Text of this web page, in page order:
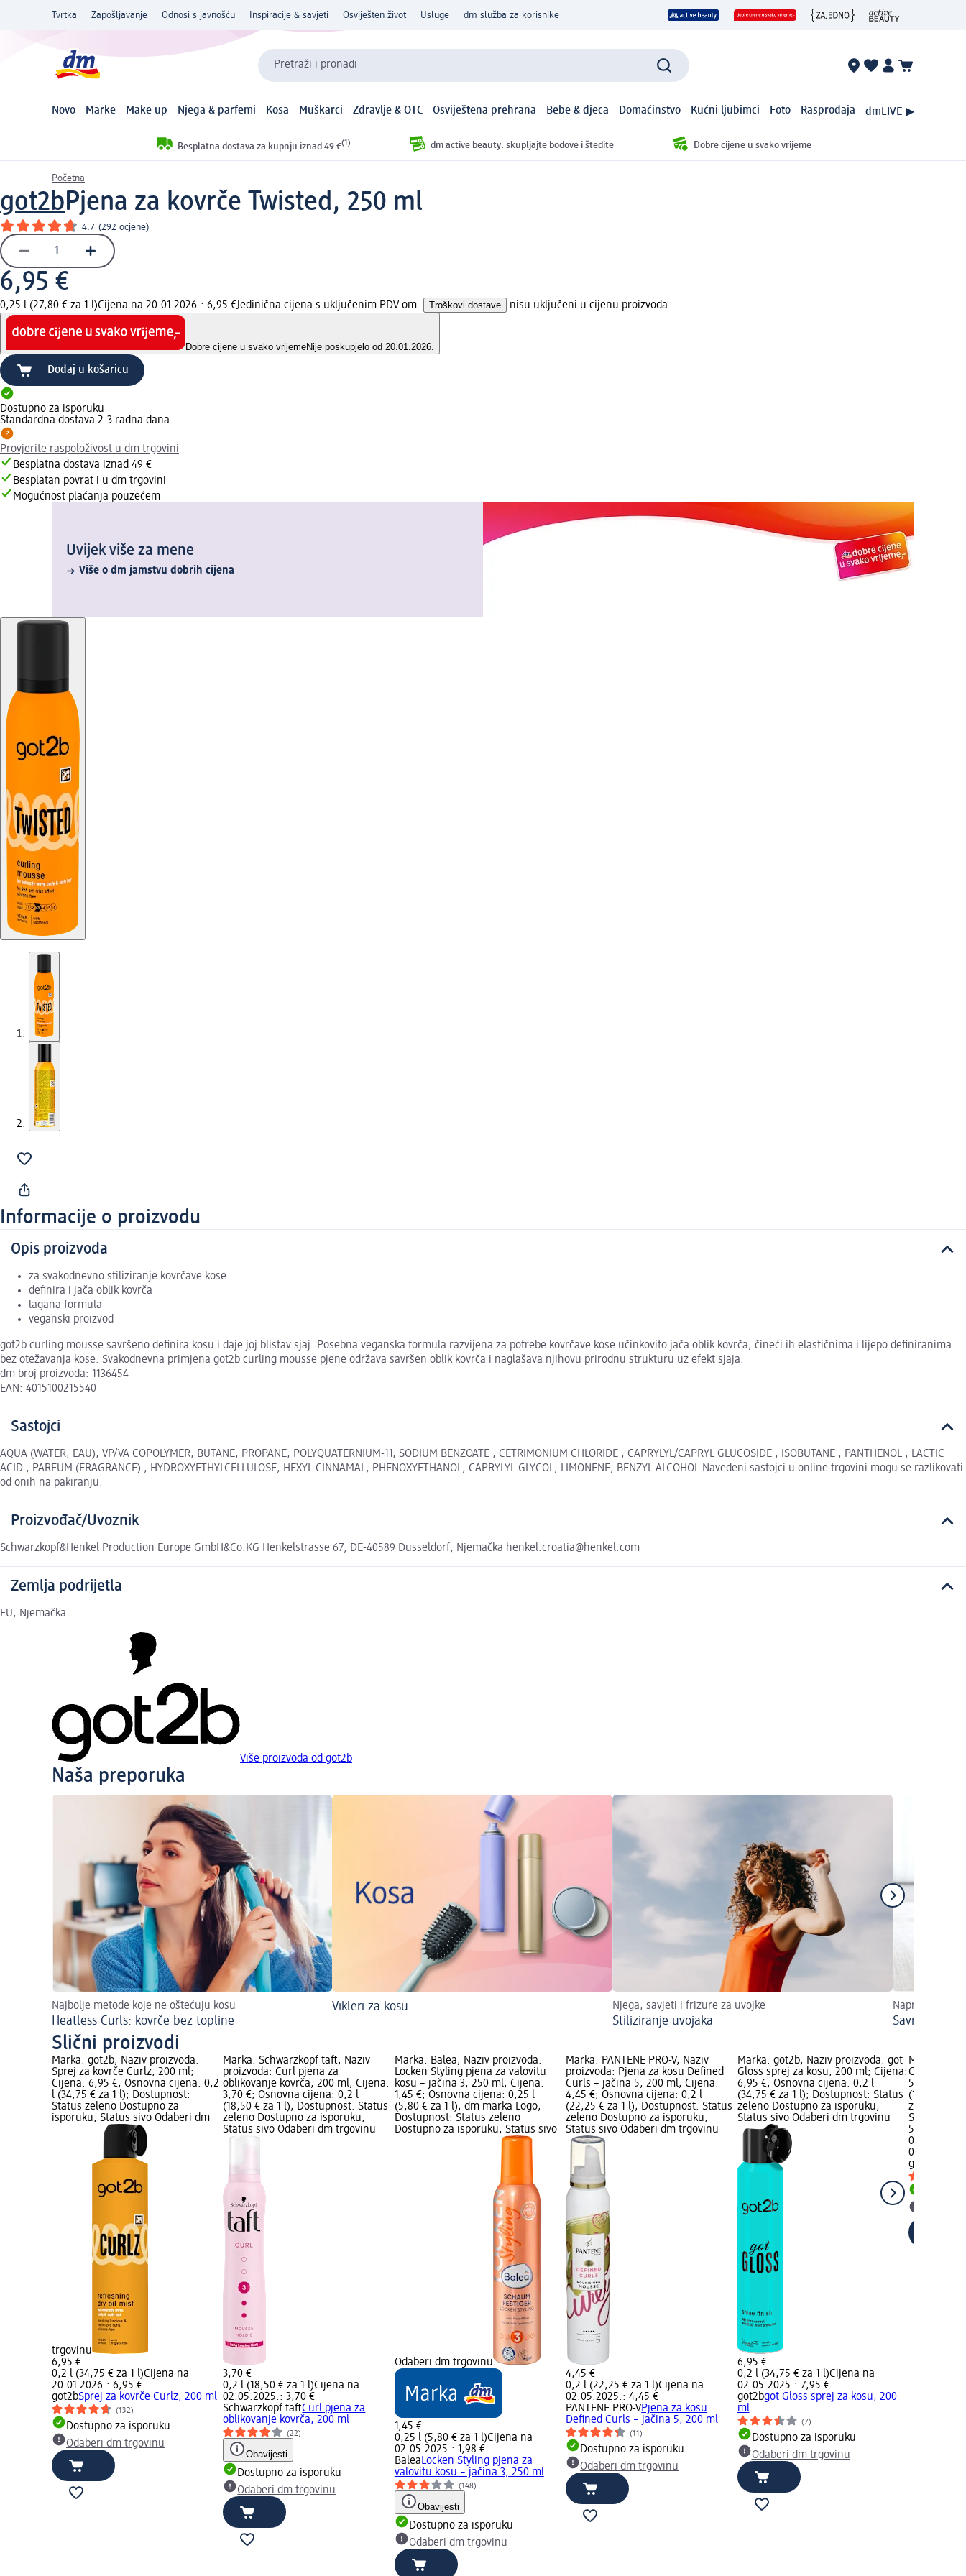
Tvrtka Zapošljavanje Odnosi s javnošću Inspiracije & savjeti Osviješten život Usluge dm služba za korisnike
Pretraži i pronađi
Novo Marke Make up Njega & parfemi Kosa Muškarci Zdravlje & OTC Osviještena prehrana Bebe & djeca Domaćinstvo Kućni ljubimci Foto Rasprodaja dmLIVE ▶
Besplatna dostava za kupnju iznad 49 €(1) dm active beauty: skupljajte bodove i štedite Dobre cijene u svako vrijeme
Početna
got2bPjena za kovrče Twisted, 250 ml
4.7 (292 ocjene)
6,95 €
0,25 l (27,80 € za 1 l)Cijena na 20.01.2026.: 6,95 €Jedinična cijena s uključenim PDV-om. Troškovi dostave nisu uključeni u cijenu proizvoda.
Dobre cijene u svako vrijemeNije poskupjelo od 20.01.2026.
Dodaj u košaricu
Dostupno za isporuku
Standardna dostava 2-3 radna dana
Provjerite raspoloživost u dm trgovini
Besplatna dostava iznad 49 €
Besplatan povrat i u dm trgovini
Mogućnost plaćanja pouzećem
Uvijek više za mene
Više o dm jamstvu dobrih cijena
Informacije o proizvodu
Opis proizvoda
za svakodnevno stiliziranje kovrčave kose
definira i jača oblik kovrča
lagana formula
veganski proizvod
got2b curling mousse savršeno definira kosu i daje joj blistav sjaj. Posebna veganska formula razvijena za potrebe kovrčave kose učinkovito jača oblik kovrča, čineći ih elastičnima i lijepo definiranima
bez otežavanja kose. Svakodnevna primjena got2b curling mousse pjene održava savršen oblik kovrča i naglašava njihovu prirodnu strukturu uz efekt sjaja.
dm broj proizvoda: 1136454
EAN: 4015100215540
Sastojci
AQUA (WATER, EAU), VP/VA COPOLYMER, BUTANE, PROPANE, POLYQUATERNIUM-11, SODIUM BENZOATE , CETRIMONIUM CHLORIDE , CAPRYLYL/CAPRYL GLUCOSIDE , ISOBUTANE , PANTHENOL , LACTIC
ACID , PARFUM (FRAGRANCE) , HYDROXYETHYLCELLULOSE, HEXYL CINNAMAL, PHENOXYETHANOL, CAPRYLYL GLYCOL, LIMONENE, BENZYL ALCOHOL Navedeni sastojci u online trgovini mogu se razlikovati
od onih na pakiranju.
Proizvođač/Uvoznik
Schwarzkopf&Henkel Production Europe GmbH&Co.KG Henkelstrasse 67, DE-40589 Dusseldorf, Njemačka henkel.croatia@henkel.com
Zemlja podrijetla
EU, Njemačka
Više proizvoda od got2b
Naša preporuka
Najbolje metode koje ne oštećuju kosu
Heatless Curls: kovrče bez topline
Vikleri za kosu Njega, savjeti i frizure za uvojke
Stiliziranje uvojaka
Napravite ih
Savršene
Slični proizvodi
Marka: got2b; Naziv proizvoda:
Sprej za kovrče Curlz, 200 ml;
Cijena: 6,95 €; Osnovna cijena: 0,2
l (34,75 € za 1 l); Dostupnost:
Status zeleno Dostupno za
isporuku, Status sivo Odaberi dm
trgovinu
6,95 €
0,2 l (34,75 € za 1 l)Cijena na
20.01.2026.: 6,95 €
got2bSprej za kovrče Curlz, 200 ml
(132)
Dostupno za isporuku
Odaberi dm trgovinu
Marka: Schwarzkopf taft; Naziv
proizvoda: Curl pjena za
oblikovanje kovrča, 200 ml; Cijena:
3,70 €; Osnovna cijena: 0,2 l
(18,50 € za 1 l); Dostupnost: Status
zeleno Dostupno za isporuku,
Status sivo Odaberi dm trgovinu
3,70 €
0,2 l (18,50 € za 1 l)Cijena na
02.05.2025.: 3,70 €
Schwarzkopf taftCurl pjena za
oblikovanje kovrča, 200 ml
(22)
Obavijesti
Dostupno za isporuku
Odaberi dm trgovinu
Marka: Balea; Naziv proizvoda:
Locken Styling pjena za valovitu
kosu – jačina 3, 250 ml; Cijena:
1,45 €; Osnovna cijena: 0,25 l
(5,80 € za 1 l); dm marka Logo;
Dostupnost: Status zeleno
Dostupno za isporuku, Status sivo
Odaberi dm trgovinu
1,45 €
0,25 l (5,80 € za 1 l)Cijena na
02.05.2025.: 1,98 €
BaleaLocken Styling pjena za
valovitu kosu – jačina 3, 250 ml
(148)
Obavijesti
Dostupno za isporuku
Odaberi dm trgovinu
Marka: PANTENE PRO-V; Naziv
proizvoda: Pjena za kosu Defined
Curls – jačina 5, 200 ml; Cijena:
4,45 €; Osnovna cijena: 0,2 l
(22,25 € za 1 l); Dostupnost: Status
zeleno Dostupno za isporuku,
Status sivo Odaberi dm trgovinu
4,45 €
0,2 l (22,25 € za 1 l)Cijena na
02.05.2025.: 4,45 €
PANTENE PRO-VPjena za kosu
Defined Curls – jačina 5, 200 ml
(11)
Dostupno za isporuku
Odaberi dm trgovinu
Marka: got2b; Naziv proizvoda: got
Gloss sprej za kosu, 200 ml; Cijena:
6,95 €; Osnovna cijena: 0,2 l
(34,75 € za 1 l); Dostupnost: Status
zeleno Dostupno za isporuku,
Status sivo Odaberi dm trgovinu
6,95 €
0,2 l (34,75 € za 1 l)Cijena na
02.05.2025.: 7,95 €
got2bgot Gloss sprej za kosu, 200
ml
(7)
Dostupno za isporuku
Odaberi dm trgovinu
Marka:
Glued lak
5,95 €;
(19,83 € za
zeleno
Status sivo
5,95 €
0,3 l (19,83
got2b